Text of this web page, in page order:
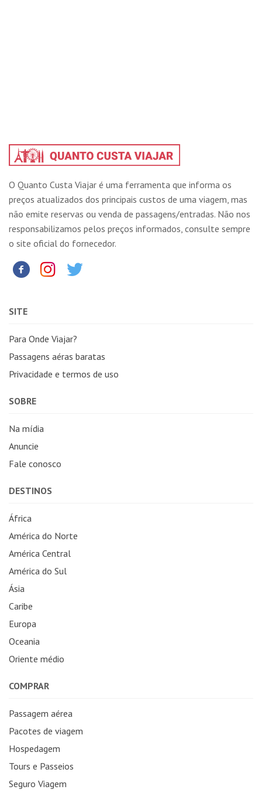
O Quanto Custa Viajar é uma ferramenta que informa os
preços atualizados dos principais custos de uma viagem, mas
não emite reservas ou venda de passagens/entradas. Não nos
responsabilizamos pelos preços informados, consulte sempre
o site oficial do fornecedor.
SITE
Para Onde Viajar?
Passagens aéras baratas
Privacidade e termos de uso
SOBRE
Na mídia
Anuncie
Fale conosco
DESTINOS
África
América do Norte
América Central
América do Sul
Ásia
Caribe
Europa
Oceania
Oriente médio
COMPRAR
Passagem aérea
Pacotes de viagem
Hospedagem
Tours e Passeios
Seguro Viagem